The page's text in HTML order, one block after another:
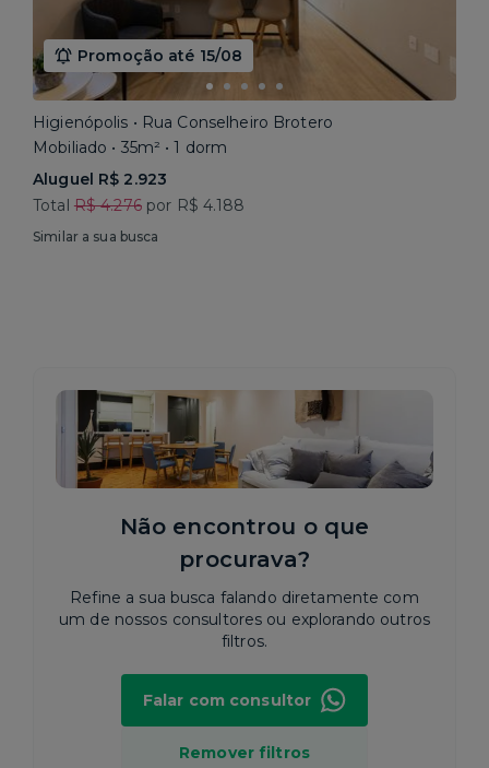
Promoção até 15/08
Higienópolis • Rua Conselheiro Brotero
Mobiliado • 35m² • 1 dorm
Aluguel R$ 2.923
Total R$ 4.276por R$ 4.188
Similar a sua busca
Não encontrou o que
procurava?
Refine a sua busca falando diretamente com
um de nossos consultores ou explorando outros
filtros.
Remover filtros
Falar com consultor